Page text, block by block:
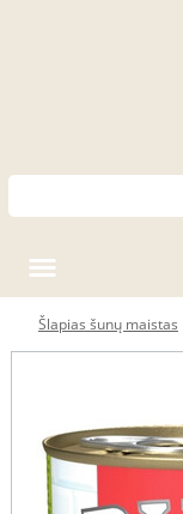
Šlapias šunų maistas